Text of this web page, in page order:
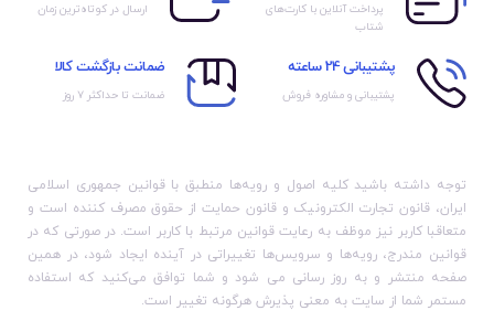
پرداخت آنلاین با کارت‌های
شتاب
ارسال در کوتاه‌ترین زمان
پشتیبانی 24 ساعته
پشتیبانی و مشاوره فروش
ضمانت بازگشت کالا
ضمانت تا حداکثر ۷ روز
توجه داشته باشید کلیه اصول و رویه‏‌ها منطبق با قوانین جمهوری اسلامی
ایران، قانون تجارت الکترونیک و قانون حمایت از حقوق مصرف کننده است و
متعاقبا کاربر نیز موظف به رعایت قوانین مرتبط با کاربر است. در صورتی که در
قوانین مندرج، رویه‏‌ها و سرویس‏‌ها تغییراتی در آینده ایجاد شود، در همین
صفحه منتشر و به روز رسانی می شود و شما توافق می‏‌کنید که استفاده
مستمر شما از سایت به معنی پذیرش هرگونه تغییر است.